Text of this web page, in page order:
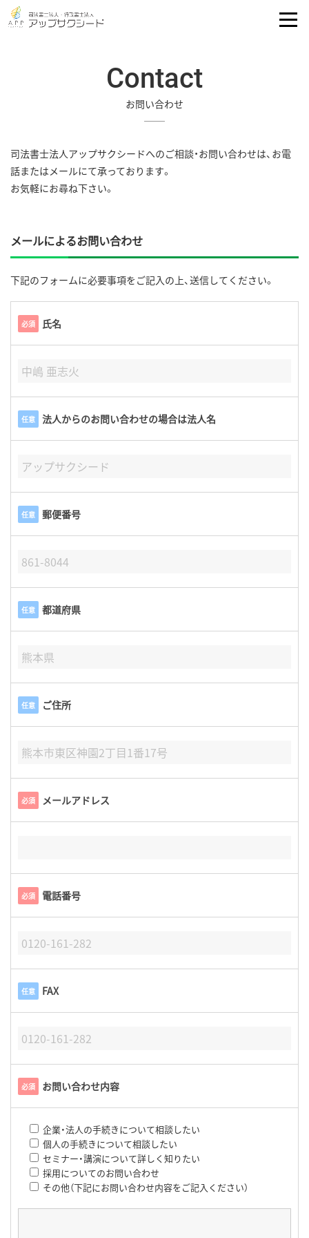
Contact
お問い合わせ
司法書士法人アップサクシードへのご相談・お問い合わせは、お電
話またはメールにて承っております。
お気軽にお尋ね下さい。
メールによるお問い合わせ
下記のフォームに必要事項をご記入の上、送信してください。
必須 氏名
任意 法人からのお問い合わせの場合は法人名
任意 郵便番号
任意 都道府県
任意 ご住所
必須 メールアドレス
必須 電話番号
任意 FAX
必須 お問い合わせ内容
企業・法人の手続きについて相談したい
個人の手続きについて相談したい
セミナー・講演について詳しく知りたい
採用についてのお問い合わせ
その他（下記にお問い合わせ内容をご記入ください）